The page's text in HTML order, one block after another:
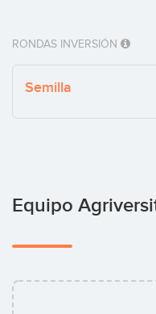
RONDAS INVERSIÓN
Semilla
Equipo